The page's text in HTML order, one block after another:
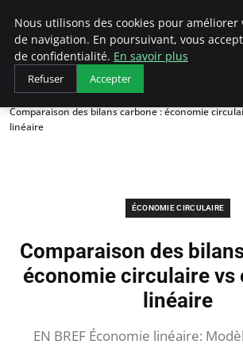
Arcticclimateemergency
Accueil
Économie circulaire
Comparaison des bilans carbone : économie
linéaire
ÉCONOMIE CIRCULAIRE
Comparaison des
économie circulaire vs
linéaire
EN BREF Économie linéaire:
Nous utilisons des cookies pour améliorer
de navigation. En poursuivant, vous
de confidentialité. En savoir plus
Refuser Accepter